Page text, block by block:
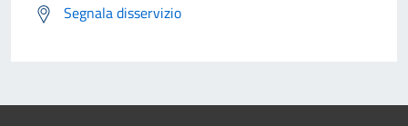
Segnala disservizio